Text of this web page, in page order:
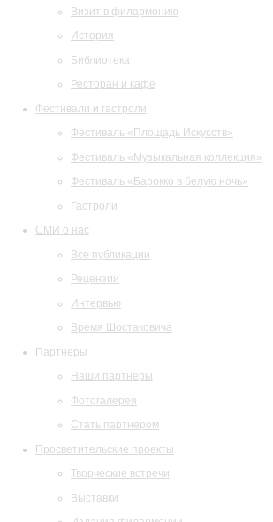
Визит в филармонию
История
Библиотека
Ресторан и кафе
Фестивали и гастроли
Фестиваль «Площадь Искусств»
Фестиваль «Музыкальная коллекция»
Фестиваль «Барокко в белую ночь»
Гастроли
СМИ о нас
Все публикации
Рецензии
Интервью
Время Шостаковича
Партнеры
Наши партнеры
Фотогалерея
Стать партнером
Просветительские проекты
Творческие встречи
Выставки